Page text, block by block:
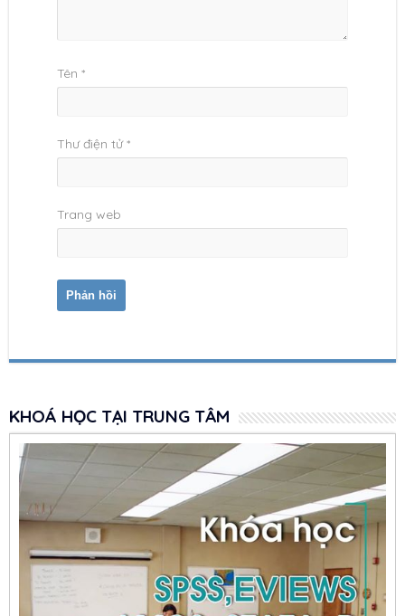
Tên *
Thư điện tử*
Trang web
KHOÁ HỌC TẠI TRUNG TÂM